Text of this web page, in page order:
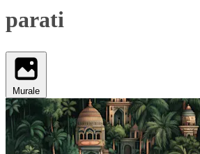
parati
Murale